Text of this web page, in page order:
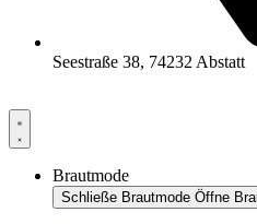
Seestraße 38, 74232 Abstatt
Brautmode
Schließe Brautmode Öffne